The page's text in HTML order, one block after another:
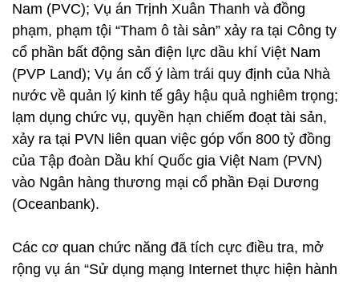
Nam (PVC); Vụ án Trịnh Xuân Thanh và đồng
phạm, phạm tội “Tham ô tài sản” xảy ra tại Công ty
cổ phần bất động sản điện lực dầu khí Việt Nam
(PVP Land); Vụ án cố ý làm trái quy định của Nhà
nước về quản lý kinh tế gây hậu quả nghiêm trọng;
lạm dụng chức vụ, quyền hạn chiếm đoạt tài sản,
xảy ra tại PVN liên quan việc góp vốn 800 tỷ đồng
của Tập đoàn Dầu khí Quốc gia Việt Nam (PVN)
vào Ngân hàng thương mại cổ phần Đại Dương
(Oceanbank).
Các cơ quan chức năng đã tích cực điều tra, mở
rộng vụ án “Sử dụng mạng Internet thực hiện hành